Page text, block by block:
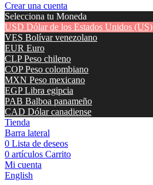
Crear una cuenta
Selecciona tu Moneda
USD Dólar de los Estados Unidos (US)
VES Bolívar venezolano
EUR Euro
CLP Peso chileno
COP Peso colombiano
MXN Peso mexicano
EGP Libra egipcia
PAB Balboa panameño
CAD Dólar canadiense
Tienda
Barra lateral
0 Lista de deseos
0 artículos Carrito
Mi cuenta
English